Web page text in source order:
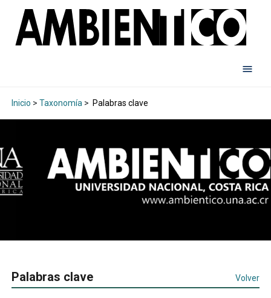
Inicio > Taxonomía > Palabras clave
Palabras clave Volver